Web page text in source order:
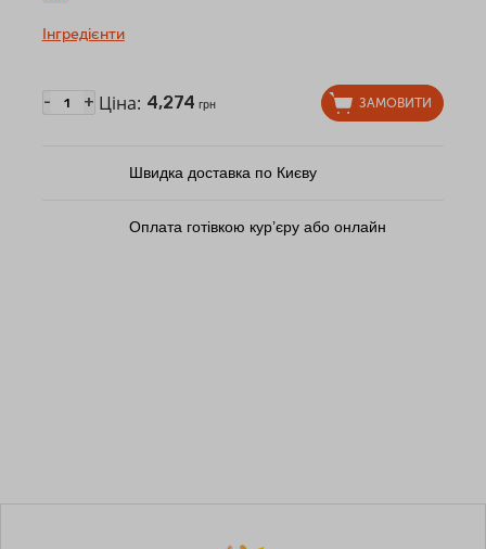
Інгредієнти
- + Ціна: 4,274 грн ЗАМОВИТИ
Швидка доставка по Києву
Оплата готівкою кур’єру або онлайн